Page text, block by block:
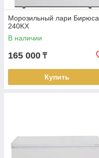
Морозильный лари Бирюса
240KX
В наличии
165 000 ₸
Купить